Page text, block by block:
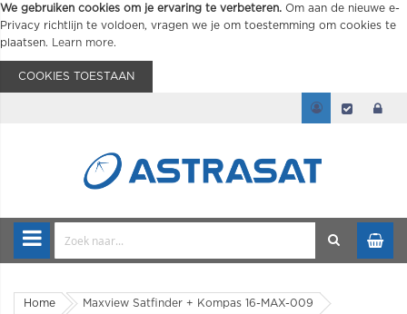
We gebruiken cookies om je ervaring te verbeteren. Om aan de nieuwe e-
Privacy richtlijn te voldoen, vragen we je om toestemming om cookies te
plaatsen.
Learn more.
COOKIES TOESTAAN
Home Maxview Satfinder + Kompas 16-MAX-009